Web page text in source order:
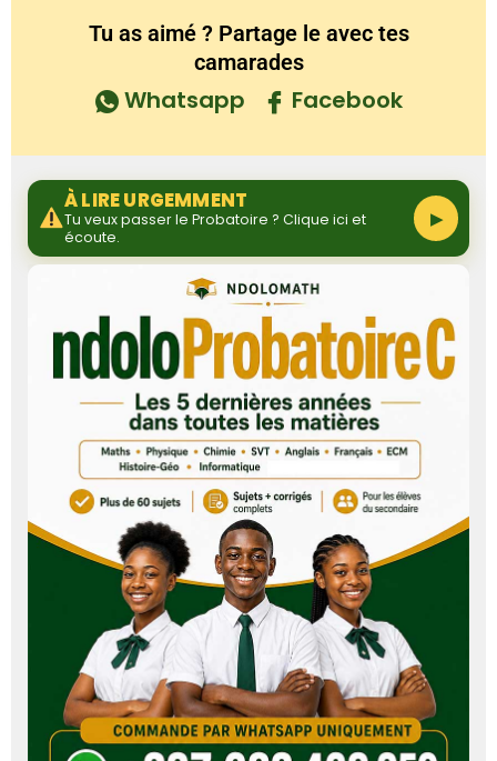
Tu as aimé ? Partage le avec tes
camarades
Whatsapp Facebook
À LIRE URGEMMENT
Tu veux passer le Probatoire ? Clique ici et
écoute.
▶